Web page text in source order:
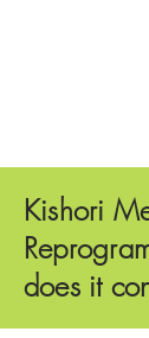
Kishori
does it